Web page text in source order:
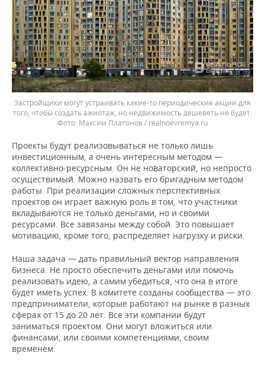
Застройщики могут устраивать какие-то периодические акции для
того, чтобы создать ажиотаж, но недвижимость дешеветь не будет.
Максим Платонов / realnoevremya.ru
Проекты будут реализовываться не только лишь
инвестиционным, а очень интересным методом —
коллективно-ресурсным. Он не новаторский, но непросто
осуществимый. Можно назвать его бригадным методом
работы. При реализации сложных перспективных
проектов он играет важную роль в том, что участники
вкладываются не только деньгами, но и своими
ресурсами. Все завязаны между собой. Это повышает
мотивацию, кроме того, распределяет нагрузку и риски.
Наша задача — дать правильный вектор направления
бизнеса. Не просто обеспечить деньгами или помочь
реализовать идею, а самим убедиться, что она в итоге
будет иметь успех. В комитете созданы сообщества — это
предприниматели, которые работают на рынке в разных
сферах от 15 до 20 лет. Все эти компании будут
заниматься проектом. Они могут вложиться или
финансами, или своими компетенциями, своим
временем.